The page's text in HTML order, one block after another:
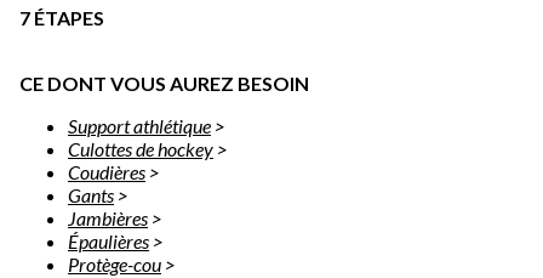
7 ÉTAPES
CE DONT VOUS AUREZ BESOIN
Support athlétique >
Culottes de hockey >
Coudières >
Gants >
Jambières >
Épaulières >
Protège-cou >